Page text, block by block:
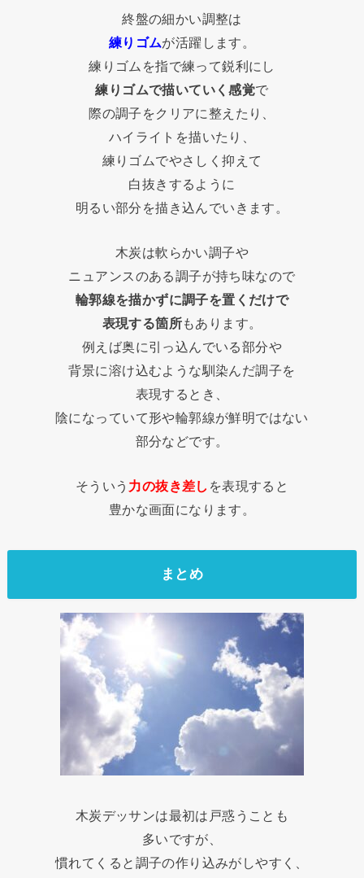
終盤の細かい調整は
練りゴムが活躍します。
練りゴムを指で練って鋭利にし
練りゴムで描いていく感覚で
際の調子をクリアに整えたり、
ハイライトを描いたり、
練りゴムでやさしく抑えて
白抜きするように
明るい部分を描き込んでいきます。
木炭は軟らかい調子や
ニュアンスのある調子が持ち味なので
輪郭線を描かずに調子を置くだけで
表現する箇所もあります。
例えば奥に引っ込んでいる部分や
背景に溶け込むような馴染んだ調子を
表現するとき、
陰になっていて形や輪郭線が鮮明ではない
部分などです。
そういう 力の抜き差し を表現すると
豊かな画面になります。
まとめ
木炭デッサンは最初は戸惑うことも
多いですが、
慣れてくると調子の作り込みがしやすく、